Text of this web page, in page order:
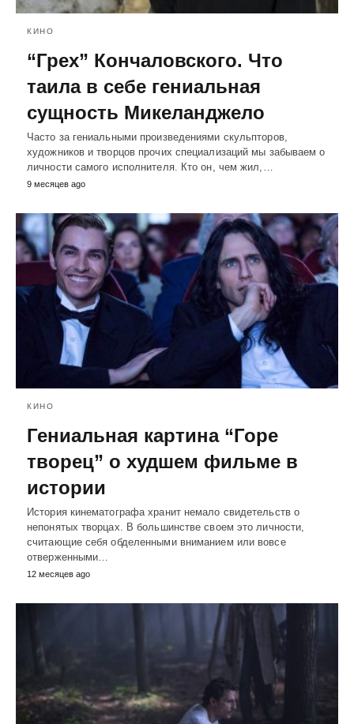
КИНО
“Грех” Кончаловского. Что
таила в себе гениальная
сущность Микеланджело
Часто за гениальными произведениями скульпторов,
художников и творцов прочих специализаций мы забываем о
личности самого исполнителя. Кто он, чем жил,…
9 месяцев ago
КИНО
Гениальная картина “Горе
творец” о худшем фильме в
истории
История кинематографа хранит немало свидетельств о
непонятых творцах. В большинстве своем это личности,
считающие себя обделенными вниманием или вовсе
отверженными…
12 месяцев ago